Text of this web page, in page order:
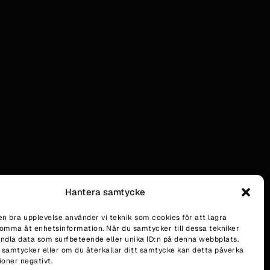
Hantera samtycke
bra upplevelse använder vi teknik som cookies för att lagra
åt enhetsinformation. När du samtycker till dessa tekniker
data som surfbeteende eller unika ID:n på denna webbplats.
samtycker eller om du återkallar ditt samtycke kan detta påverka
negativt.